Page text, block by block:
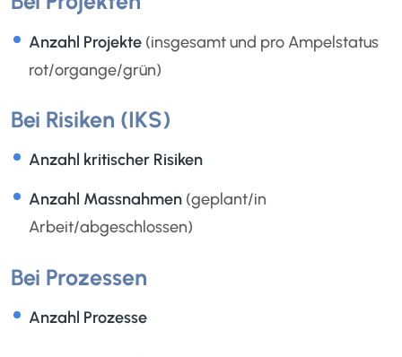
Anzahl Projekte(insgesamt und pro Ampelstatus
rot/organge/grün)
Bei Risiken (IKS)
Anzahl kritischer Risiken
Anzahl Massnahmen(geplant/in
Arbeit/abgeschlossen)
Bei Prozessen
Anzahl Prozesse